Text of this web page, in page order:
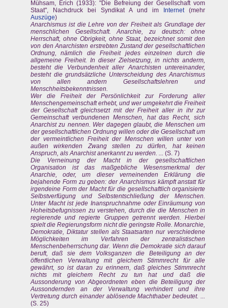
Mühsam, Erich (1933): "Die Befreiung der Gesellschaft vom
Staat", Nachdruck bei Syndikat A und im
Internet(mehr
Auszüge)
Anarchismus ist die Lehre von der Freiheit als Grundlage der
menschlichen Gesellschaft. Anarchie, zu deutsch: ohne
Herrschaft, ohne Obrigkeit, ohne Staat, bezeichnet somit den
von den Anarchisten erstrebten Zustand der gesellschaftlichen
Ordnung, nämlich die Freiheit jedes einzelnen durch die
allgemeine Freiheit. In dieser Zielsetzung, in nichts anderm,
besteht die Verbundenheit aller Anarchisten untereinander,
besteht die grundsätzliche Unterscheidung des Anarchismus
von allen andern Gesellschaftslehren und
Menschheitsbekenntnissen.
Wer die Freiheit der Persönlichkeit zur Forderung aller
Menschengemeinschaft erhebt, und wer umgekehrt die Freiheit
der Gesellschaft gleichsetzt mit der Freiheit aller in ihr zur
Gemeinschaft verbundenen Menschen, hat das Recht, sich
Anarchist zu nennen. Wer dagegen glaubt, die Menschen um
der gesellschaftlichen Ordnung willen oder die Gesellschaft um
der vermeintlichen Freiheit der Menschen willen unter von
außen wirkenden Zwang stellen zu dürfen, hat keinen
Anspruch, als Anarchist anerkannt zu werden. ... (S. 7)
Die Verneinung der Macht in der gesellschaftlichen
Organisation ist das maßgebliche Wesensmerkmal der
Anarchie, oder, um dieser verneinenden Erklärung die
bejahende Form zu geben: der Anarchismus kämpft anstatt für
irgendeine Form der Macht für die gesellschaftlich organisierte
Selbstverfügung und Selbstentschließung der Menschen.
Unter Macht ist jede Inanspruchnahme oder Einräumung von
Hoheitsbefugnissen zu verstehen, durch die die Menschen in
regierende und regierte Gruppen getrennt werden. Hierbei
spielt die Regierungsform nicht die geringste Rolle. Monarchie,
Demokratie, Diktatur stellen als Staatsarten nur verschiedene
Möglichkeiten im Verfahren der zentralistischen
Menschenbeherrschung dar. Wenn die Demokratie sich darauf
beruft, daß sie dem Volksganzen die Beteiligung an der
öffentlichen Verwaltung mit gleichem Stimmrecht für alle
gewährt, so ist daran zu erinnern, daß gleiches Stimmrecht
nichts mit gleichem Recht zu tun hat und daß die
Aussonderung von Abgeordneten eben die Beteiligung der
Aussondernden an der Verwaltung verhindert und ihre
Vertretung durch einander ablösende Machthaber bedeutet. ...
(S. 25)